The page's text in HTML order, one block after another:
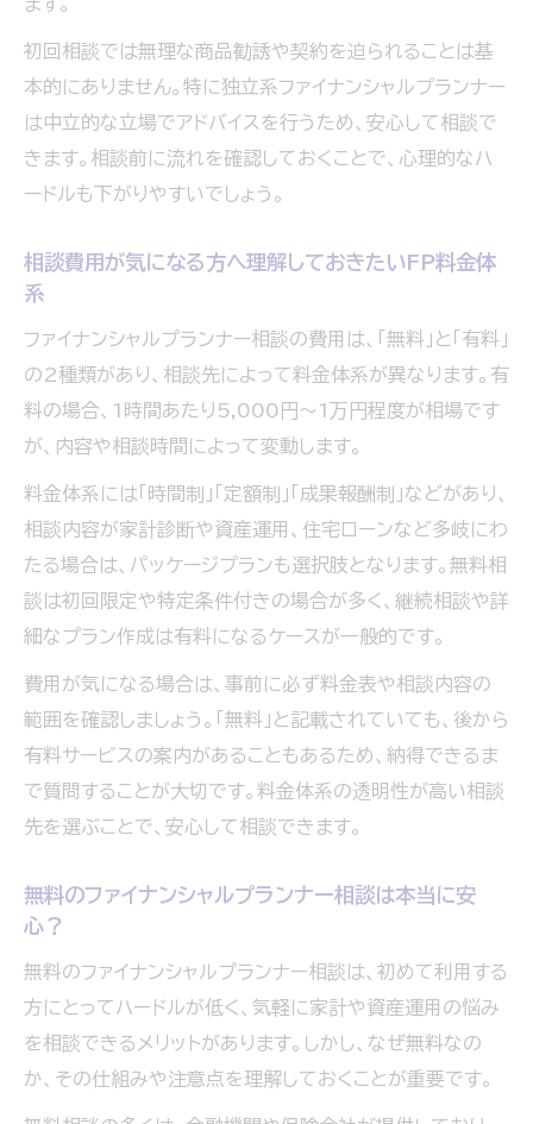
分け
カフェ相談や協会系FP窓口を利用する際の
注意事項
ファイナンシャルプランナーの資格や独立性
を確認する方法
福岡でファイナンシャルプランナー相談を賢
く活用するコツ
ファイナンシャルプランナー選びで地域性を
福岡エリアのファイナンシャルプランナー相談
体験談から学ぶ
自分に合うファイナンシャルプランナー相談先の
ファイナンシャルプランナー相談先を比較す
自分の悩みに合うFP相談を選ぶためのポイ
強い勧誘を避けたい方のためのFP相談先の
選び方
何度でも相談できるファイナンシャルプラン
ナーのメリット
初回相談では無理な商品勧誘や契約を迫られることは基
本的にありません。特に独立系ファイナンシャルプランナー
は中立的な立場でアドバイスを行うため、安心して相談で
きます。相談前に流れを確認しておくことで、心理的なハ
ードルも下がりやすいでしょう。
相談費用が気になる方へ理解しておきたいFP料金体
系
ファイナンシャルプランナー相談の費用は、「無料」と「有料」
の2種類があり、相談先によって料金体系が異なります。有
料の場合、1時間あたり5,000円～1万円程度が相場です
が、内容や相談時間によって変動します。
料金体系には「時間制」「定額制」「成果報酬制」などがあり、
相談内容が家計診断や資産運用、住宅ローンなど多岐にわ
たる場合は、パッケージプランも選択肢となります。無料相
談は初回限定や特定条件付きの場合が多く、継続相談や詳
細なプラン作成は有料になるケースが一般的です。
費用が気になる場合は、事前に必ず料金表や相談内容の
範囲を確認しましょう。「無料」と記載されていても、後から
有料サービスの案内があることもあるため、納得できるま
で質問することが大切です。料金体系の透明性が高い相談
先を選ぶことで、安心して相談できます。
無料のファイナンシャルプランナー相談は本当に安
心？
無料のファイナンシャルプランナー相談は、初めて利用する
方にとってハードルが低く、気軽に家計や資産運用の悩み
を相談できるメリットがあります。しかし、なぜ無料なの
か、その仕組みや注意点を理解しておくことが重要です。